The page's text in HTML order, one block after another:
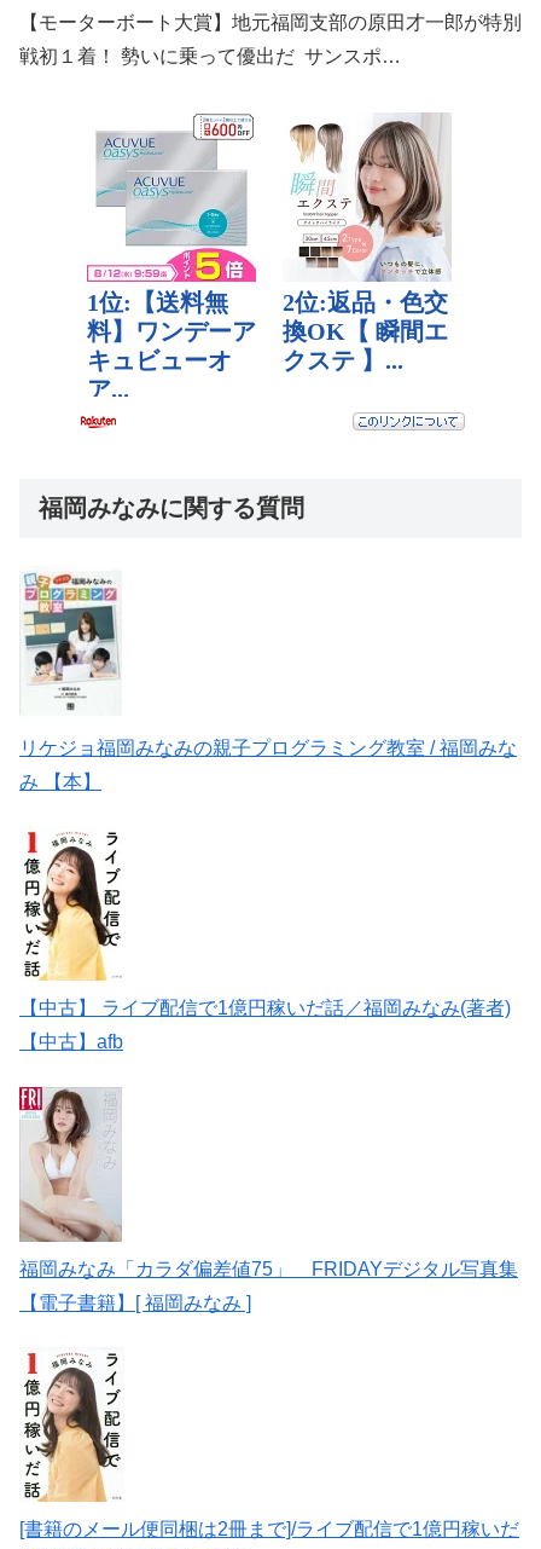
【モーターボート大賞】地元福岡支部の原田才一郎が特別
戦初１着！ 勢いに乗って優出だ サンスポ…
福岡みなみに関する質問
リケジョ福岡みなみの親子プログラミング教室 / 福岡みな
み 【本】
【中古】 ライブ配信で1億円稼いだ話／福岡みなみ(著者)
【中古】afb
福岡みなみ「カラダ偏差値75」 FRIDAYデジタル写真集
【電子書籍】[ 福岡みなみ ]
[書籍のメール便同梱は2冊まで]/ライブ配信で1億円稼いだ